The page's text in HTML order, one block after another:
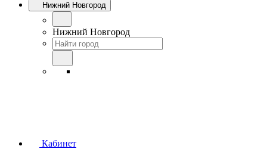
Нижний Новгород
Нижний Новгород
Кабинет